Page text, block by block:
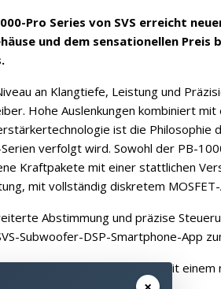
Pro Series von SVS erreicht
und dem sensationellen
an Klangtiefe, Leistung und
Hohe Auslenkungen kombiniert
ist die Philosophie
verfolgt wird. Sowohl der PB-
Kraftpakete mit einer stattlichen
mit vollständig diskretem
Abstimmung und präzise
Subwoofer-DSP-Smartphone-App
Bässe im Audiophilen Sound mit